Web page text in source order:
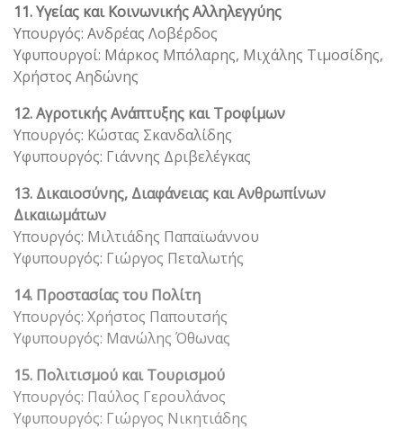
11. Υγείας και Κοινωνικής Αλληλεγγύης
Υπουργός: Ανδρέας Λοβέρδος
Υφυπουργοί: Μάρκος Μπόλαρης, Μιχάλης Τιμοσίδης,
Χρήστος Αηδώνης
12. Αγροτικής Ανάπτυξης και Τροφίμων
Υπουργός: Κώστας Σκανδαλίδης
Υφυπουργός: Γιάννης Δριβελέγκας
13. Δικαιοσύνης, Διαφάνειας και Ανθρωπίνων
Δικαιωμάτων
Υπουργός: Μιλτιάδης Παπαϊωάννου
Υφυπουργός: Γιώργος Πεταλωτής
14. Προστασίας του Πολίτη
Υπουργός: Χρήστος Παπουτσής
Υφυπουργός: Μανώλης Όθωνας
15. Πολιτισμού και Τουρισμού
Υπουργός: Παύλος Γερουλάνος
Υφυπουργός: Γιώργος Νικητιάδης